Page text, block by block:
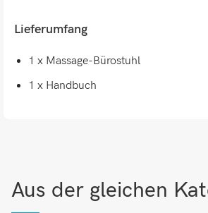
Lieferumfang
1 x Massage-Bürostuhl
1 x Handbuch
Aus der gleichen